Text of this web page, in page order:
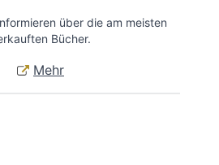
über die am meisten
Bücher.
Mehr